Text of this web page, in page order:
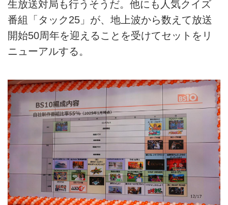
生放送対局も行うそうだ。他にも人気クイズ
番組「タック25」が、地上波から数えて放送
開始50周年を迎えることを受けてセットをリ
ニューアルする。